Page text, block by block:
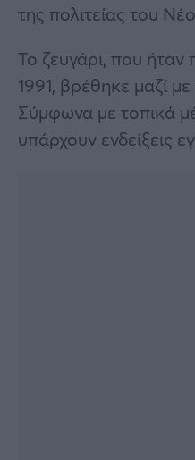
της πολιτείας του
Το ζευγάρι, που
1991, βρέθηκε μαζί
Σύμφωνα με τοπικά
υπάρχουν ενδείξεις